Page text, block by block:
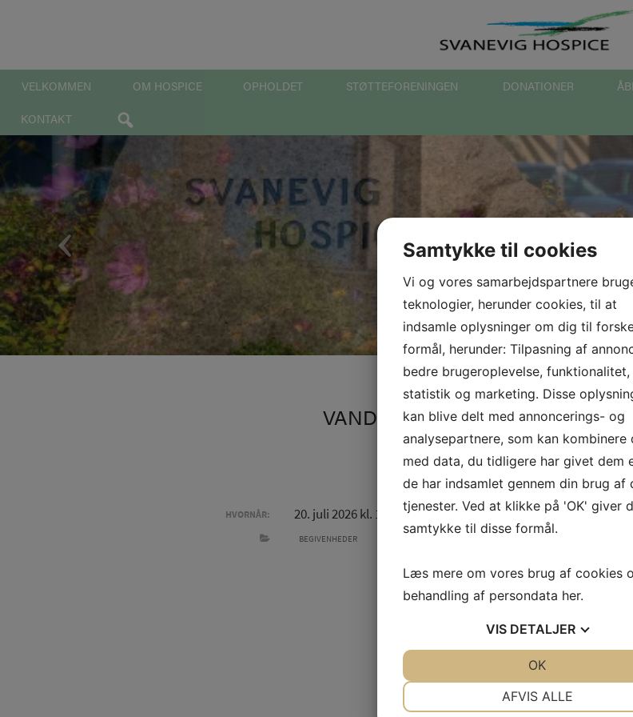
VELKOMMEN OM HOSPICE OPHOLDET STØTTEFORENINGEN DONATIONER
KONTAKT
VANDREKLUB FOR KVINDER
HVORNÅR: 20. juli 2026 kl. 14:30 – 16:30 Repeats
BEGIVENHEDER
Samtykke til cookies
Vi og vores samarbejdspartnere
teknologier, herunder cookies, til at
indsamle oplysninger om dig til
formål, herunder: Tilpasning af
bedre brugeroplevelse, funktionalitet,
statistik og marketing. Disse
kan blive delt med annoncerings- og
analysepartnere, som kan kombinere
med data, du tidligere har givet dem
de har indsamlet gennem din brug af
tjenester. Ved at klikke på 'OK' giver
samtykke til disse formål.
Læs mere om vores brug af cookies
behandling af persondata her.
VIS DETALJER
AFVIS ALLE
OK